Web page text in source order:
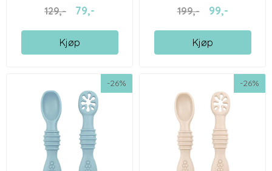
129,- 79,-
Kjøp
199,- 99,-
Kjøp
-26% -26%